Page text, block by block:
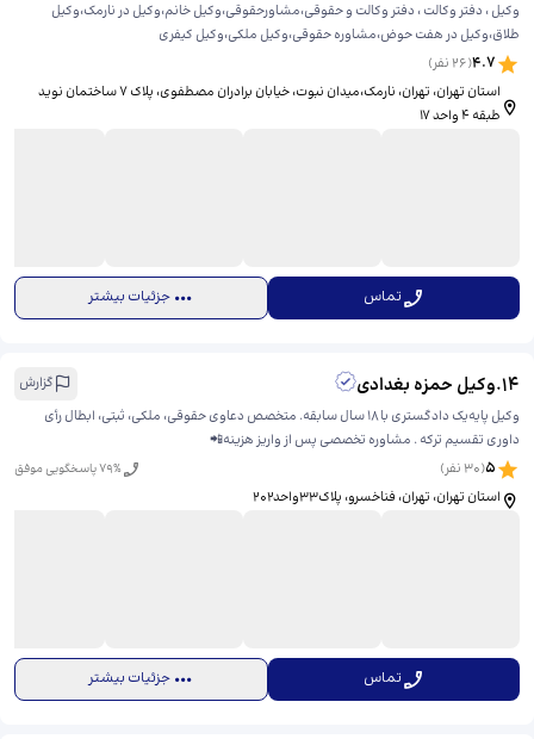
وکیل ، دفتر وکالت ، دفتر وکالت و حقوقی،مشاورحقوقی،وکیل خانم،وکیل در نارمک،وکیل
طلاق،وکیل در هفت حوض،مشاوره حقوقی،وکیل ملکی،وکیل کیفری
4.7
(
26نفر)
استان تهران، تهران، نارمک،میدان نبوت، خیابان برادران مصطفوی، ​پلاک 7 ساختمان نوید
طبقه‌ 4 واحد 17
تماس جزئیات بیشتر
14
.وکیل حمزه بغدادی
گزارش
وکیل پایه‌یک دادگستری با ۱۸ سال سابقه. متخصص دعاوی حقوقی، ملکی، ثبتی، ابطال رأی
داوری تقسیم ترکه . مشاوره تخصصی پس از واریز هزینه📲
5
(
30نفر) 79% پاسخگویی موفق
استان تهران، تهران، فناخسرو، ​پلاک۳۳واحد۲۰۲
تماس جزئیات بیشتر